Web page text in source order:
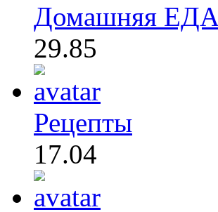
Домашняя ЕДА
29.85
Рецепты
17.04